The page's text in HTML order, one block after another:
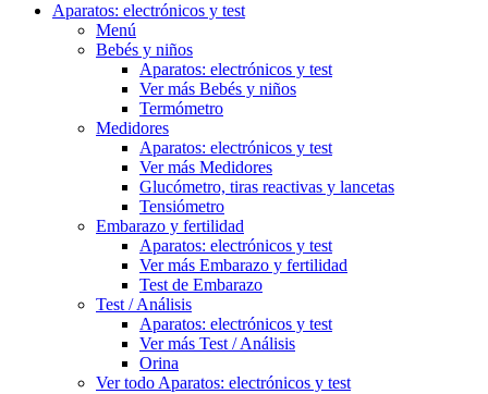
Aparatos: electrónicos y test
Menú
Bebés y niños
Aparatos: electrónicos y test
Ver más Bebés y niños
Termómetro
Medidores
Aparatos: electrónicos y test
Ver más Medidores
Glucómetro, tiras reactivas y lancetas
Tensiómetro
Embarazo y fertilidad
Aparatos: electrónicos y test
Ver más Embarazo y fertilidad
Test de Embarazo
Test / Análisis
Aparatos: electrónicos y test
Ver más Test / Análisis
Orina
Ver todo Aparatos: electrónicos y test